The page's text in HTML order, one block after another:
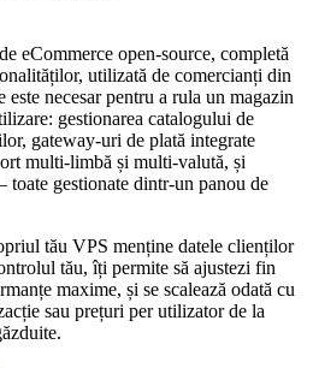
eCommerce open-source, completă
utilizată de comercianți din
necesar pentru a rula un magazin
gestionarea catalogului de
gateway-uri de plată integrate
multi-limbă și multi-valută, și
gestionate dintr-un panou de
tău VPS menține datele clienților
tău, îți permite să ajustezi fin
maxime, și se scalează odată cu
sau prețuri per utilizator de la